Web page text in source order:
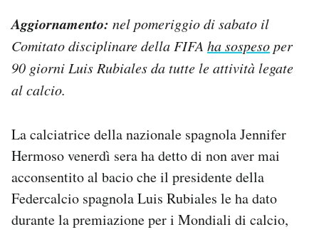
AREA PERSONALE
Area Personale
Newsletter
Hai bisogno di aiuto?
Esci
Aggiornamento: nel pomeriggio di sabato il
Comitato disciplinare della FIFA ha sospesoper
90 giorni Luis Rubiales da tutte le attività legate
al calcio.
La calciatrice della nazionale spagnola Jennifer
Hermoso venerdì sera ha detto di non aver mai
acconsentito al bacio che il presidente della
Federcalcio spagnola Luis Rubiales le ha dato
durante la premiazione per i Mondiali di calcio,